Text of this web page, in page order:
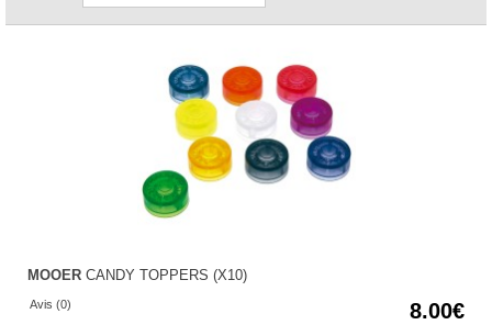
MOOER CANDY TOPPERS (X10)
Avis (0) 8.00